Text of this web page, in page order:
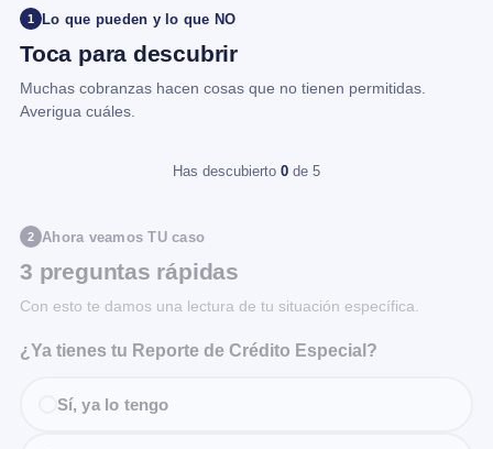
1 Lo que pueden y lo que NO
Toca para descubrir
Muchas cobranzas hacen cosas que no tienen permitidas.
Averigua cuáles.
Has descubierto 0 de 5
2 Ahora veamos TU caso
3 preguntas rápidas
Con esto te damos una lectura de tu situación específica.
¿Ya tienes tu Reporte de Crédito Especial?
Sí, ya lo tengo